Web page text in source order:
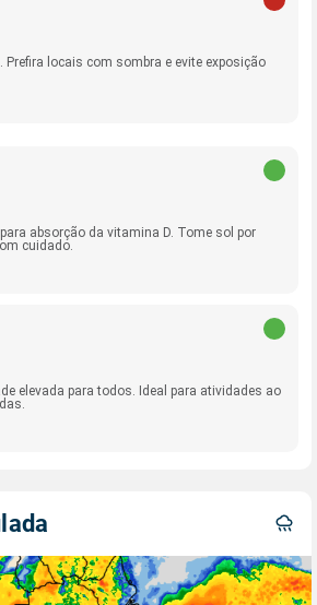
Prefira locais com sombra e evite exposição
absorção da vitamina D. Tome sol por
cuidado.
elevada para todos. Ideal para atividades ao